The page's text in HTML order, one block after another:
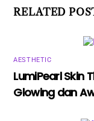
RELATED
AESTHETIC
LumiPearl Skin
Glowing dan